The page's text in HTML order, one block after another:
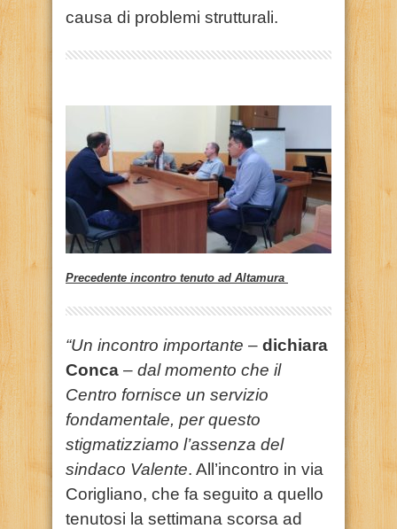
causa di problemi strutturali.
Precedente incontro tenuto ad Altamura
“Un incontro importante – dichiara
Conca – dal momento che il
Centro fornisce un servizio
fondamentale, per questo
stigmatizziamo l’assenza del
sindaco Valente. All’incontro in via
Corigliano, che fa seguito a quello
tenutosi la settimana scorsa ad